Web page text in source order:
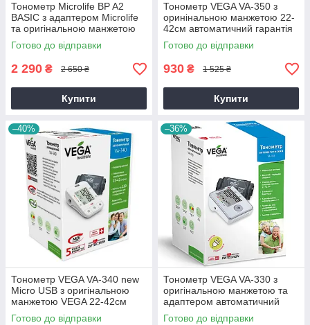
Тонометр Microlife BP A2
BASIC з адаптером Microlife
та оригінальною манжетою
Microlife гарантія 5 років
Готово до відправки
2 290 ₴ 2 650 ₴
Купити
Тонометр VEGA VA-350 з
оринінальною манжетою 22-
42см автоматичний гарантія
5 років
Готово до відправки
930 ₴ 1 525 ₴
Купити
–40%
Тонометр VEGA VA-340 new
Micro USB з оригінальною
манжетою VEGA 22-42см
гарантія 5 років
Готово до відправки
–36%
Тонометр VEGA VA-330 з
оригінальною манжетою та
адаптером автоматичний
гарантія 5 років
Готово до відправки